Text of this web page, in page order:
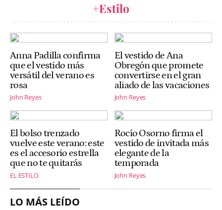
+Estilo
Anna Padilla confirma
que el vestido más
versátil del verano es
rosa
John Reyes
El vestido de Ana
Obregón que promete
convertirse en el gran
aliado de las vacaciones
John Reyes
El bolso trenzado
vuelve este verano: este
es el accesorio estrella
que no te quitarás
EL ESTILO
Rocío Osorno firma el
vestido de invitada más
elegante de la
temporada
John Reyes
LO MÁS LEÍDO